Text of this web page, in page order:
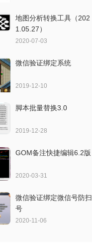
地图分析转换工具（202
1.05.27）
2020-07-03
微信验证绑定系统
2019-12-10
脚本批量替换3.0
2019-12-28
GOM备注快捷编辑6.2版
2020-03-31
微信验证绑定微信号防扫
号
2020-11-06